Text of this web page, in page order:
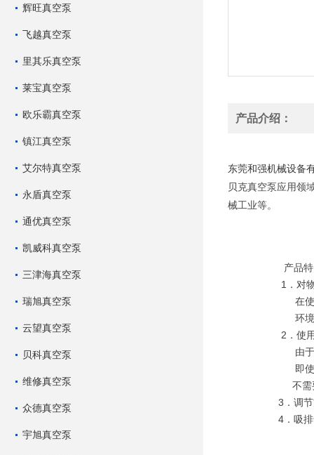
辉旺真空泵
飞越真空泵
里其乐真空泵
莱宝真空泵
欧乐霸真空泵
镇江真空泵
艾尔特真空泵
永盾真空泵
通优真空泵
凯威科真空泵
三津海真空泵
瑞旭真空泵
云望真空泵
贝科真空泵
维修真空泵
众德真空泵
宇旭真空泵
产品介绍：
东莞和强机械设备
贝克真空泵应用领
械工业等。
产品
1 ．对
在
环
2 ．使
由
即
不需
3 ．调
4 ．吸